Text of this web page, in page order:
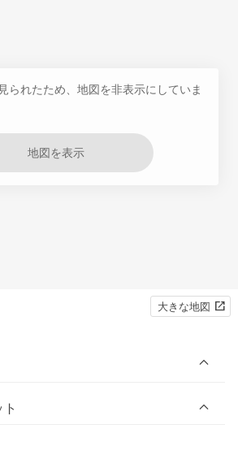
られたため、地図を非表示にしていま
地図を表示
大きな地図